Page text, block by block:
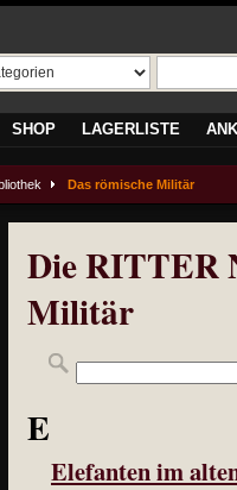
SHOP LAGERLISTE
Das römische Militär
Die RITTER
Militär
E
Elefanten im